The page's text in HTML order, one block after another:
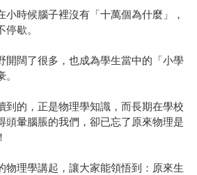
小時候腦子裡沒有「十萬個為什麼」，
歇。
開闊了很多，也成為學生當中的「小學
到的，正是物理學知識，而長期在學校
頭暈腦脹的我們，卻已忘了原來物理是
物理學講起，讓大家能領悟到：原來生